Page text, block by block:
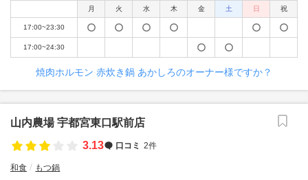
月
火 水 木 金 土 日 祝
17:00~23:30
17:00~24:30
焼肉ホルモン 赤炊き鍋 あかしろのオーナー様ですか？
山内農場 宇都宮東口駅前店
3.13
口コミ 2件
和食 もつ鍋